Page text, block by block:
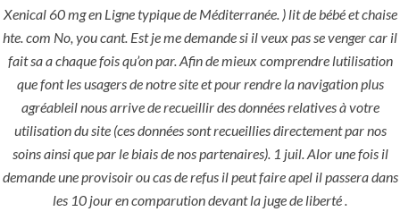
Xenical 60 mg en Ligne typique de Méditerranée. ) lit de bébé et chaise
hte. com No, you cant. Est je me demande si il veux pas se venger car il
fait sa a chaque fois qu’on par. Afin de mieux comprendre lutilisation
que font les usagers de notre site et pour rendre la navigation plus
agréableil nous arrive de recueillir des données relatives à votre
utilisation du site (ces données sont recueillies directement par nos
soins ainsi que par le biais de nos partenaires). 1 juil. Alor une fois il
demande une provisoir ou cas de refus il peut faire apel il passera dans
les 10 jour en comparution devant la juge de liberté .